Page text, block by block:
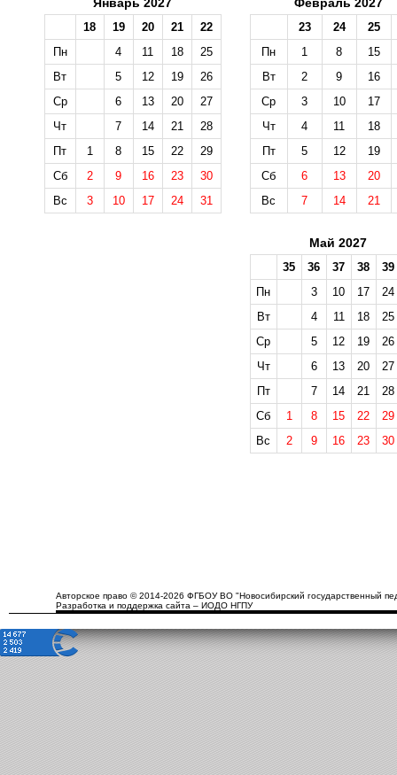
Январь 2027
18 19 20 21
22
Пн
4 11 18
25
Вт
5 12 19
26
Ср
6 13 20
27
Чт
7 14 21
28
Пт
1 8 15 22
29
Сб
2 9 16 23
30
Вс
3 10 17 24 31
Февраль 2027
23 24
25
Пн
1 8
15
Вт
2 9
16
Ср
3 10
17
Чт
4 11
18
Пт
5 12
19
Сб
6 13
20
Вс
7 14 21
Май 2027
35 36 37 38
39
Пн
3 10 17
24
Вт
4 11 18
25
Ср
5 12 19
26
Чт
6 13 20
27
Пт
7 14 21
28
Сб
1 8 15 22
29
Вс
2 9 16 23 30
Авторское право © 2014-2026 ФГБОУ ВО "Новосибирский государственный
Разработка и поддержка сайта – ИОДО НГПУ